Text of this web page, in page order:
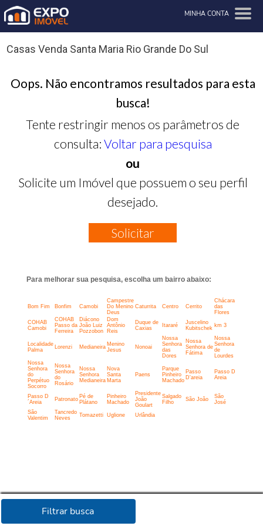
MINHA CONTA
Filtrar busca
Casas Venda Santa Maria Rio Grande Do Sul
Oops. Não encontramos resultados para esta
busca!
Tente restringir menos os parâmetros de
consulta: Voltar para pesquisa
ou
Solicite um Imóvel que possuem o seu perfil
desejado.
Solicitar
Para melhorar sua pesquisa, escolha um bairro abaixo:
Bom Fim Bonfim Camobi
Campestre
Do Menino
Deus
Caturrita Centro Cerrito
Chácara
das
Flores
COHAB
Camobi
COHAB
Passo da
Ferreira
Diácono
João Luiz
Pozzobon
Dom
Antônio
Reis
Duque de
Caxias
Itararé
Juscelino
Kubitschek km 3
Localidade
Palma
Lorenzi Medianeira Menino
Jesus
Nonoai
Nossa
Senhora
das
Dores
Nossa
Senhora de
Fátima
Nossa
Senhora
de
Lourdes
Nossa
Senhora
do
Perpétuo
Socorro
Nossa
Senhora
do
Rosário
Nossa
Senhora
Medianeira
Nova
Santa
Marta
Paens
Parque
Pinheiro
Machado
Passo
D'areia
Passo D
Areia
Passo D
´Areia
Patronato Pé de
Plátano
Pinheiro
Machado
Presidente
João
Goulart
Salgado
Filho
São João
São
José
São
Valentim
Tancredo
Neves
Tomazetti Uglione Urlândia